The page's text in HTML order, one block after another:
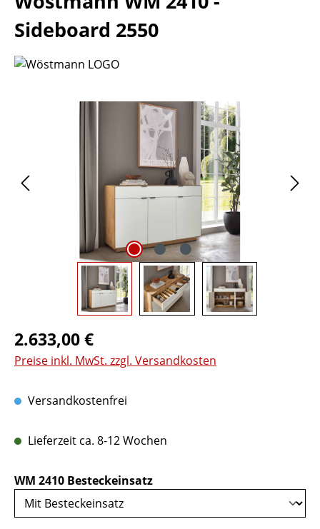
Sideboard 2550
Bildergalerie überspringen
Regulärer Preis:
2.633,00 €
Preise inkl. MwSt. zzgl. Versandkosten
Versandkostenfrei
Lieferzeit ca. 8-12 Wochen
WM 2410 Besteckeinsatzauswählen